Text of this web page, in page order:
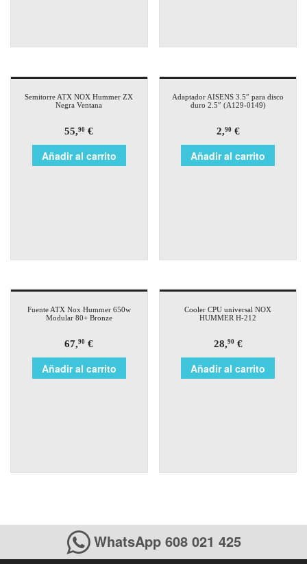
Semitorre ATX NOX Hummer ZX
Negra Ventana
55,90 €
Añadir al carrito
Adaptador AISENS 3.5″ para disco
duro 2.5″ (A129-0149)
2,90€
Añadir al carrito
Fuente ATX Nox Hummer 650w
Modular 80+ Bronze
67,90 €
Añadir al carrito
Cooler CPU universal NOX
HUMMER H-212
28,90€
Añadir al carrito
WhatsApp 608 021 425